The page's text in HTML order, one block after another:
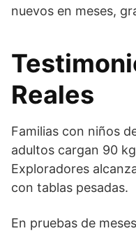
nuevos en meses,
Reales
Familias con niños
adultos cargan 90
Exploradores
con tablas pesadas.
En pruebas de